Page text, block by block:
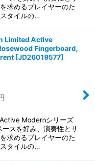
求めるプレイヤーのた
タイルの…
Limited Active
Fingerboard,
[JD26019577]
Modernシリーズ
スを好み、演奏性とサ
求めるプレイヤーのた
タイルの…